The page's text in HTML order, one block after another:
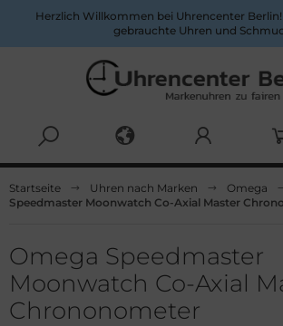
Herzlich Willkommen bei Uhrencenter
gebrauchte Uhren und
Startseite Uhren nach Marken Omega
Speedmaster Moonwatch Co-Axial Master
Omega Speedmaster
Moonwatch Co-Axial
Chrononometer
Alles anzeigen aus Herrenuhren
& Mercier
Alles anzeigen aus Damenuhren
Söhnle